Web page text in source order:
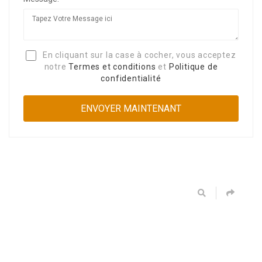
En cliquant sur la case à cocher, vous acceptez
notreTermes et conditions et Politique de
confidentialité